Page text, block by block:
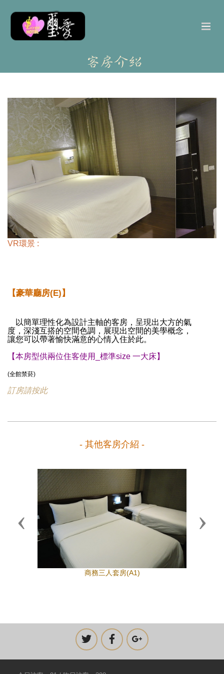
VR環景 :
【豪華廳房(E)】
以簡單理性化為設計主軸的客房，呈現出大方的氣
度，深淺互搭的空間色調，展現出空間的美學概念，
讓您可以帶著愉快滿意的心情入住於此。
【本房型供兩位住客使用_標準size 一大床】
(全館禁菸)
訂房請按此
- 其他客房介紹 -
商務三人套房(A1)
Previous Next